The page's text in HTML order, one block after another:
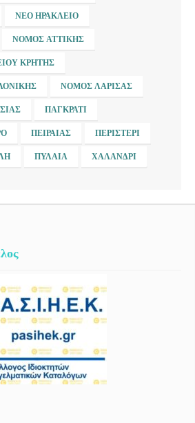
ΝΈΟ ΗΡΆΚΛΕΙΟ
ΝΟΜΌΣ ΑΤΤΙΚΉΣ
ΚΡΉΤΗΣ
ΝΟΜΌΣ ΛΆΡΙΣΑΣ
ΠΑΓΚΡΆΤΙ
ΠΕΙΡΑΙΆΣ ΠΕΡΙΣΤΈΡΙ
ΠΥΛΑΊΑ ΧΑΛΆΝΔΡΙ